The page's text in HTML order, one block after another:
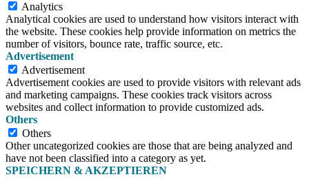
Analytics
Analytical cookies are used to understand how visitors interact with
the website. These cookies help provide information on metrics the
number of visitors, bounce rate, traffic source, etc.
Advertisement
Advertisement
Advertisement cookies are used to provide visitors with relevant ads
and marketing campaigns. These cookies track visitors across
websites and collect information to provide customized ads.
Others
Others
Other uncategorized cookies are those that are being analyzed and
have not been classified into a category as yet.
SPEICHERN & AKZEPTIEREN